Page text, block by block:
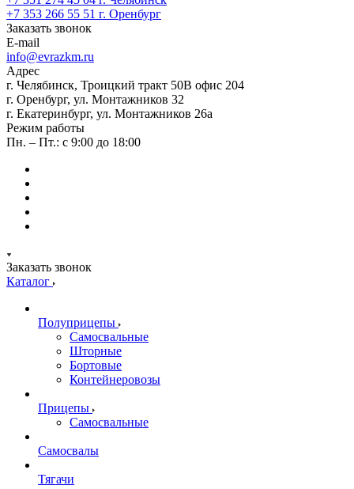
+7 353 266 55 51 г. Оренбург
Заказать звонок
E-mail
info@evrazkm.ru
Адрес
г. Челябинск, Троицкий тракт 50В офис 204
г. Оренбург, ул. Монтажников 32
г. Екатеринбург, ул. Монтажников 26а
Режим работы
Пн. – Пт.: с 9:00 до 18:00
Заказать звонок
Каталог
Полуприцепы
Самосвальные
Шторные
Бортовые
Контейнеровозы
Прицепы
Самосвальные
Самосвалы
Тягачи